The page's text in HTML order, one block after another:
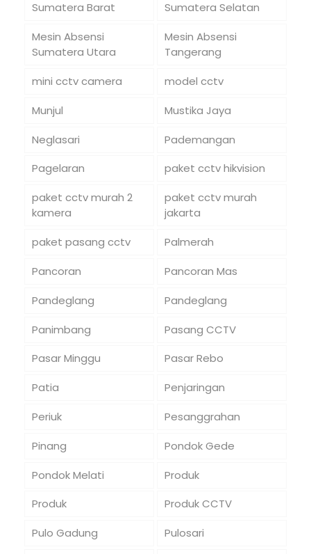
Sumatera Barat
Sumatera Selatan
Mesin Absensi
Sumatera Utara
Mesin Absensi
Tangerang
mini cctv camera
model cctv
Munjul
Mustika Jaya
Neglasari
Pademangan
Pagelaran
paket cctv hikvision
paket cctv murah 2
kamera
paket cctv murah
jakarta
paket pasang cctv
Palmerah
Pancoran
Pancoran Mas
Pandeglang
Pandeglang
Panimbang
Pasang CCTV
Pasar Minggu
Pasar Rebo
Patia
Penjaringan
Periuk
Pesanggrahan
Pinang
Pondok Gede
Pondok Melati
Produk
Produk
Produk CCTV
Pulo Gadung
Pulosari